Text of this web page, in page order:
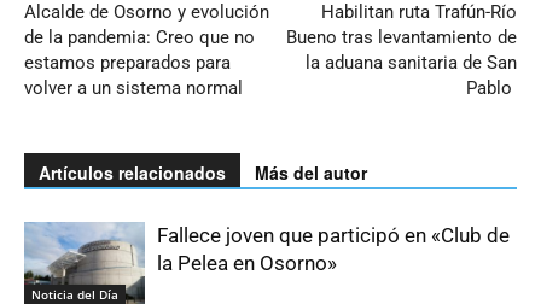
Alcalde de Osorno y evolución
de la pandemia: Creo que no
estamos preparados para
volver a un sistema normal
Habilitan ruta Trafún-Río
Bueno tras levantamiento de
la aduana sanitaria de San
Pablo
Artículos relacionados Más del autor
Noticia del Día
Fallece joven que participó en «Club de
la Pelea en Osorno»